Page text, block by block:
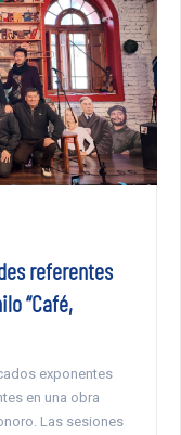
referentes
“Café,
exponentes
en una obra
Las sesiones